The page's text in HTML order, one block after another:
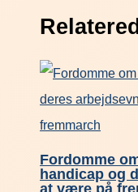
Fordomme
handicap og
at være på